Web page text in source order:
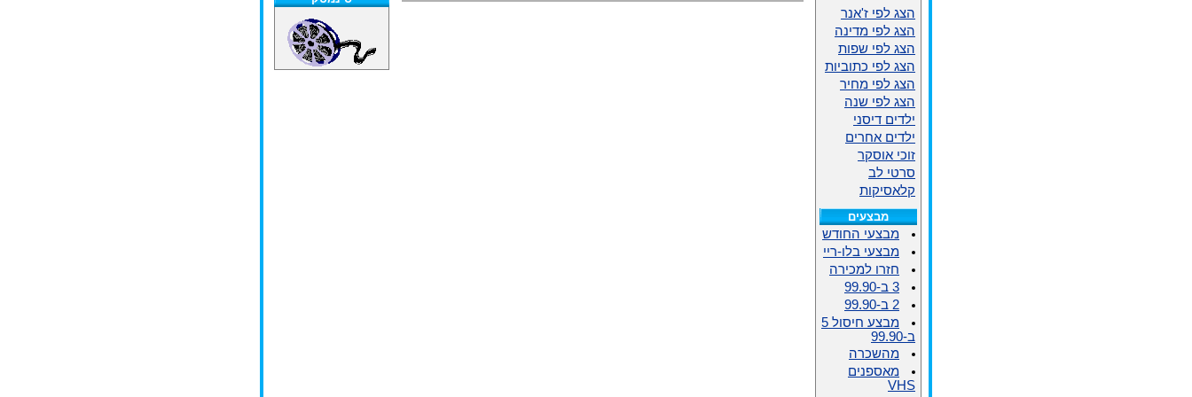
הצג לפי ז'אנר
הצג לפי מדינה
הצג לפי שפות
הצג לפי כתוביות
הצג לפי מחיר
הצג לפי שנה
ילדים דיסני
ילדים אחרים
זוכי אוסקר
סרטי לב
קלאסיקות
מבצעים
מבצעי החודש
מבצעי בלו-ריי
חזרו למכירה
3 ב-99.90
2 ב-99.90
מבצע חיסול 5
ב-99.90
מהשכרה
מאספנים
VHS